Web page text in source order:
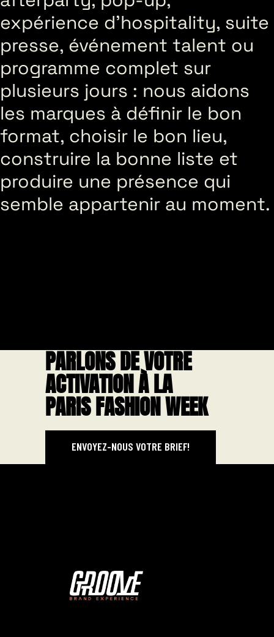
expérience d’hospitality, suite
presse, événement talent ou
programme complet sur
plusieurs jours : nous aidons
les marques à définir le bon
format, choisir le bon lieu,
construire la bonne liste et
produire une présence qui
semble appartenir au moment.
PARLONS DE VOTRE
ACTIVATION À LA
PARIS FASHION WEEK
ENVOYEZ-NOUS VOTRE BRIEF!